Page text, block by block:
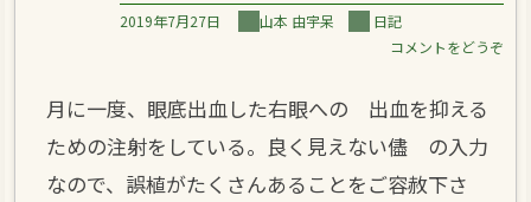
2019年7月27日 山本 由宇呆
日記
コメントをどうぞ
月に一度、眼底出血した右眼への 出血を抑える
ための注射をしている。良く見えない儘 の入力
なので、誤植がたくさんあることをご容赦下さ